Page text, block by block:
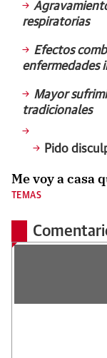
respiratorias
Efectos
enfermedades
Mayor
tradicionales
Pido
Me voy a casa
TEMAS